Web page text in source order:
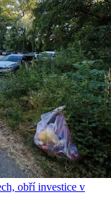
obří investice v